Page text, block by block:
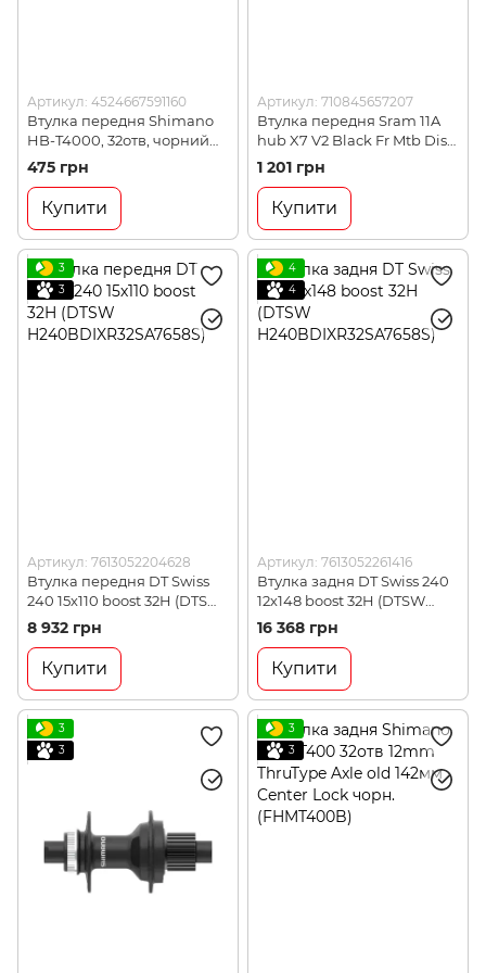
Артикул: 4524667591160
Втулка передня Shimano
HB-T4000, 32отв, чорний
(HBT4000BL)
475 грн
Купити
Артикул: 710845657207
Втулка передня Sram 11A
hub X7 V2 Black Fr Mtb Disc
Hub (00.2015.081.200)
1 201 грн
Купити
3
3
Артикул: 7613052204628
Втулка передня DT Swiss
240 15х110 boost 32H (DTSW
H240BDIXR32SA7658S)
8 932 грн
Купити
4
4
Артикул: 7613052261416
Втулка задня DT Swiss 240
12х148 boost 32H (DTSW
H240BDIXR32SA7658S)
16 368 грн
Купити
3
3
3
3